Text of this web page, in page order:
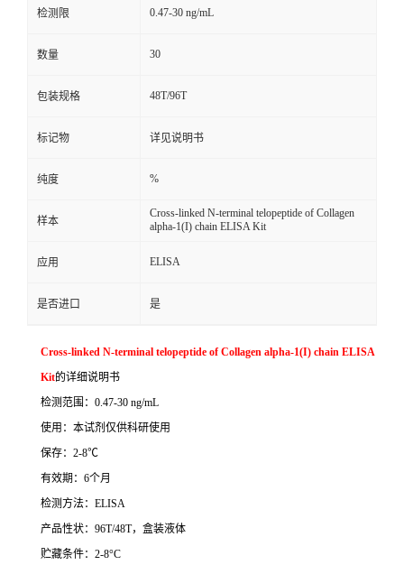
检测限 0.47-30 ng/mL
数量 30
包装规格 48T/96T
标记物 详见说明书
纯度 %
样本
Cross-linked N-terminal telopeptide of Collagen
alpha-1(I) chain ELISA Kit
应用 ELISA
是否进口 是
Cross-linked N-terminal telopeptide of Collagen alpha-1(I) chain ELISA
Kit的详细说明书
检测范围： 0.47-30 ng/mL
使用：本试剂仅供科研使用
保存： 2-8℃
有效期： 6个月
检测方法： ELISA
产品性状： 96T/48T，盒装液体
贮藏条件： 2-8°C